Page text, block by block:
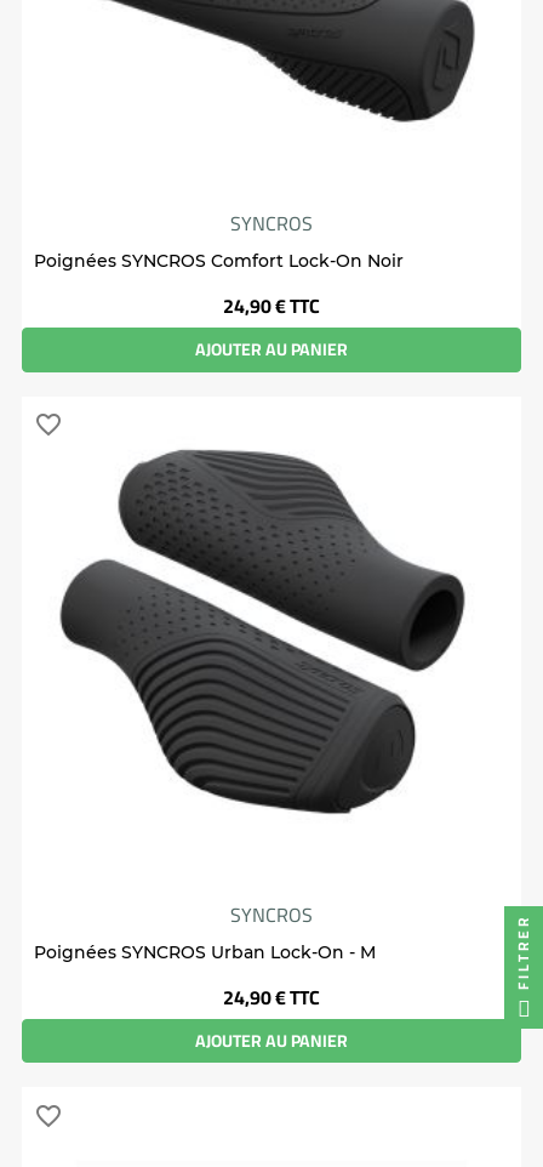
SYNCROS
Poignées SYNCROS Comfort Lock-On Noir
Prix
24,90 €TTC
AJOUTER AU PANIER
SYNCROS
Poignées SYNCROS Urban Lock-On - M
Prix
24,90 €TTC
AJOUTER AU PANIER
favorite_border
favorite_border
FILTRER